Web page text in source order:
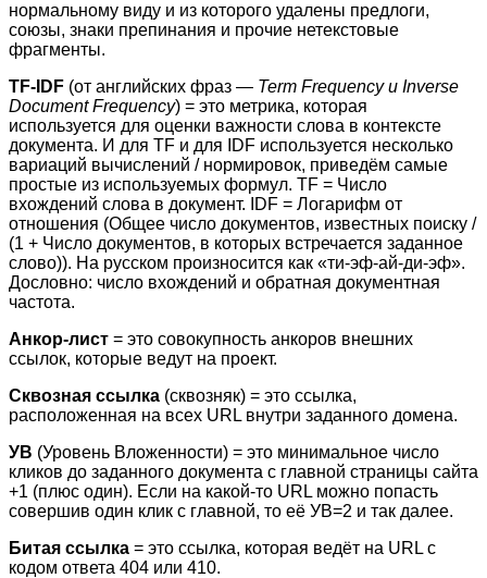
нормальному виду и из которого удалены предлоги,
союзы, знаки препинания и прочие нетекстовые
фрагменты.
TF-IDF (от английских фраз — Term Frequency и Inverse
Document Frequency) = это метрика, которая
используется для оценки важности слова в контексте
документа. И для TF и для IDF используется несколько
вариаций вычислений / нормировок, приведём самые
простые из используемых формул. TF = Число
вхождений слова в документ. IDF = Логарифм от
отношения (Общее число документов, известных поиску /
(1 + Число документов, в которых встречается заданное
слово)). На русском произносится как «ти-эф-ай-ди-эф».
Дословно: число вхождений и обратная документная
частота.
Анкор-лист = это совокупность анкоров внешних
ссылок, которые ведут на проект.
Сквозная ссылка (сквозняк) = это ссылка,
расположенная на всех URL внутри заданного домена.
УВ (Уровень Вложенности) = это минимальное число
кликов до заданного документа с главной страницы сайта
+1 (плюс один). Если на какой-то URL можно попасть
совершив один клик с главной, то её УВ=2 и так далее.
Битая ссылка = это ссылка, которая ведёт на URL с
кодом ответа 404 или 410.